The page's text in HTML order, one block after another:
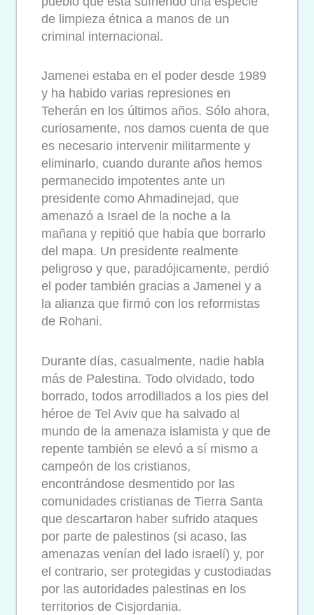
de limpieza étnica a manos de un
criminal internacional.
Jamenei estaba en el poder desde 1989
y ha habido varias represiones en
Teherán en los últimos años. Sólo ahora,
curiosamente, nos damos cuenta de que
es necesario intervenir militarmente y
eliminarlo, cuando durante años hemos
permanecido impotentes ante un
presidente como Ahmadinejad, que
amenazó a Israel de la noche a la
mañana y repitió que había que borrarlo
del mapa. Un presidente realmente
peligroso y que, paradójicamente, perdió
el poder también gracias a Jamenei y a
la alianza que firmó con los reformistas
de Rohani.
Durante días, casualmente, nadie habla
más de Palestina. Todo olvidado, todo
borrado, todos arrodillados a los pies del
héroe de Tel Aviv que ha salvado al
mundo de la amenaza islamista y que de
repente también se elevó a sí mismo a
campeón de los cristianos,
encontrándose desmentido por las
comunidades cristianas de Tierra Santa
que descartaron haber sufrido ataques
por parte de palestinos (si acaso, las
amenazas venían del lado israelí) y, por
el contrario, ser protegidas y custodiadas
por las autoridades palestinas en los
territorios de Cisjordania.